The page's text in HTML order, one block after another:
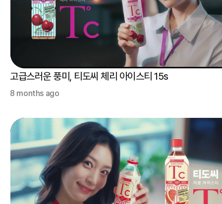
고급스러운 풍미, 티도씨 체리 아이스티 15s
8 months ago